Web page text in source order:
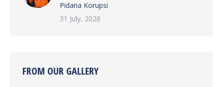
Pidana Korupsi
31 July, 2026
FROM OUR GALLERY